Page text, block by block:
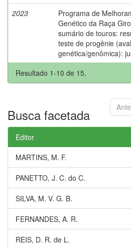
2023
Programa de
Genético da Raça
sumário de touros:
teste de progênie
genética/genômica):
Resultado 1-10 de 15.
Busca facetada
Editor
MARTINS, M. F.
PANETTO, J. C. do C.
SILVA, M. V. G. B.
FERNANDES, A. R.
REIS, D. R. de L.